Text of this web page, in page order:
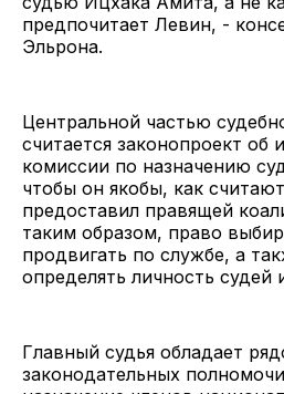
предпочитает Левин, -
Эльрона.
Центральной частью
считается законопроект об
комиссии по назначению
чтобы он якобы, как
предоставил правящей
таким образом, право
продвигать по службе, а
определять личность судей
Главный судья обладает
законодательных